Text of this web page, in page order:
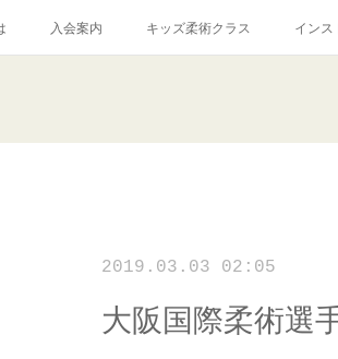
入会案内 キッズ柔術クラス インス
2019.03.03 02:05
大阪国際柔術選